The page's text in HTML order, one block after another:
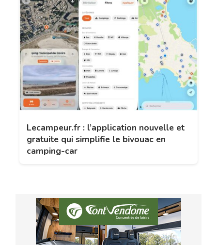
Lecampeur.fr : l’application nouvelle et
gratuite qui simplifie le bivouac en
camping-car